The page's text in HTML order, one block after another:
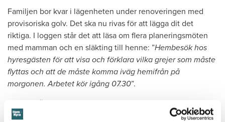
Familjen bor kvar i lägenheten under renoveringen med
provisoriska golv. Det ska nu rivas för att lägga dit det
riktiga. I loggen står det att läsa om flera planeringsmöten
med mamman och en släkting till henne: ”Hembesök hos
hyresgästen för att visa och förklara vilka grejer som måste
flyttas och att de måste komma iväg hemifrån på
morgonen. Arbetet kör igång 07.30”.
Men när Öbo och hantverkarna dyker upp nästa dag, står
det mesta av grejerna kvar på samma ställe som dagen